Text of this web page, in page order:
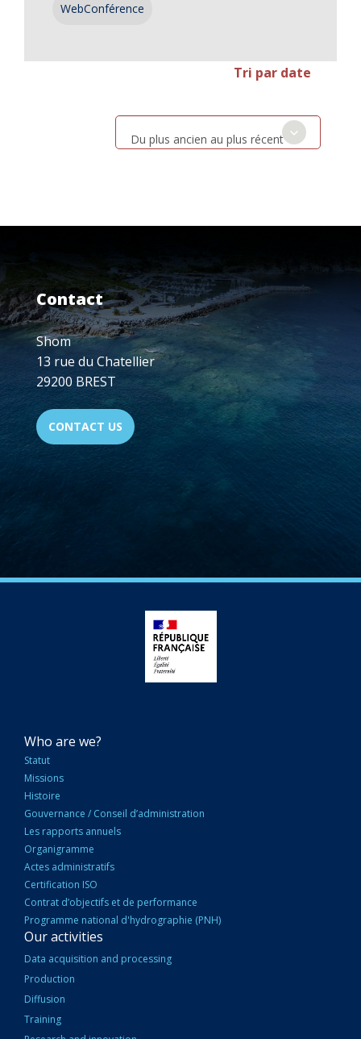
WebConférence
Tri par date
Du plus ancien au plus récent
Contact
Shom
13 rue du Chatellier
29200 BREST
CONTACT US
NAVIGATION
PRINCIPALE
Who are we?
Statut
Missions
Histoire
Gouvernance / Conseil d’administration
Les rapports annuels
Organigramme
Actes administratifs
Certification ISO
Contrat d’objectifs et de performance
Programme national d'hydrographie (PNH)
Our activities
Data acquisition and processing
Production
Diffusion
Training